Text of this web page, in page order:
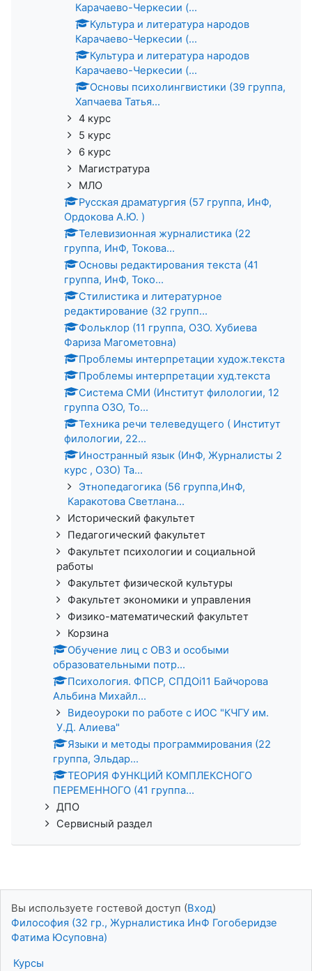
Карачаево-Черкесии (...
Культура и литература народов
Карачаево-Черкесии (...
Культура и литература народов
Карачаево-Черкесии (...
Основы психолингвистики (39 группа,
Хапчаева Татья...
4 курс
5 курс
6 курс
Магистратура
МЛО
Русская драматургия (57 группа, ИнФ,
Ордокова А.Ю. )
Телевизионная журналистика (22
группа, ИнФ, Токова...
Основы редактирования текста (41
группа, ИнФ, Токо...
Стилистика и литературное
редактирование (32 групп...
Фольклор (11 группа, ОЗО. Хубиева
Фариза Магометовна)
Проблемы интерпретации худож.текста
Проблемы интерпретации худ.текста
Система СМИ (Институт филологии, 12
группа ОЗО, То...
Техника речи телеведущего ( Институт
филологии, 22...
Иностранный язык (ИнФ, Журналисты 2
курс , ОЗО) Та...
Этнопедагогика (56 группа,ИнФ,
Каракотова Светлана...
Исторический факультет
Педагогический факультет
Факультет психологии и социальной
работы
Факультет физической культуры
Факультет экономики и управления
Физико-математический факультет
Корзина
Обучение лиц с ОВЗ и особыми
образовательными потр...
Психология. ФПСР, СПДОi11 Байчорова
Альбина Михайл...
Видеоуроки по работе с ИОС "КЧГУ им.
У.Д. Алиева"
Языки и методы программирования (22
группа, Эльдар...
ТЕОРИЯ ФУНКЦИЙ КОМПЛЕКСНОГО
ПЕРЕМЕННОГО (41 группа...
ДПО
Сервисный раздел
Вы используете гостевой доступ (Вход)
Философия (32 гр., Журналистика ИнФ Гогоберидзе
Фатима Юсуповна)
Курсы